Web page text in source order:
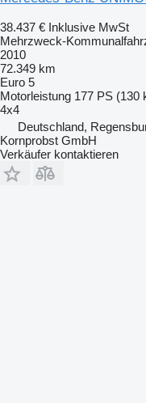
38.437 € Inklusive MwSt
Mehrzweck-
2010
72.349 km
Euro 5
Motorleistung 177 PS (130
4x4
Deutschland,
Kornprobst GmbH
Verkäufer kontaktieren